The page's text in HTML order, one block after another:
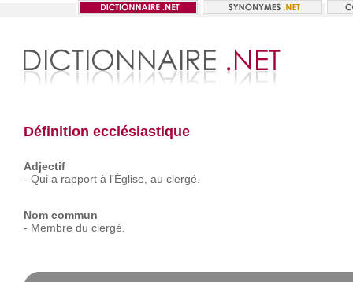
Définition ecclésiastique
Adjectif
- Qui a rapport à l’Église, au clergé.
Nom commun
- Membre du clergé.